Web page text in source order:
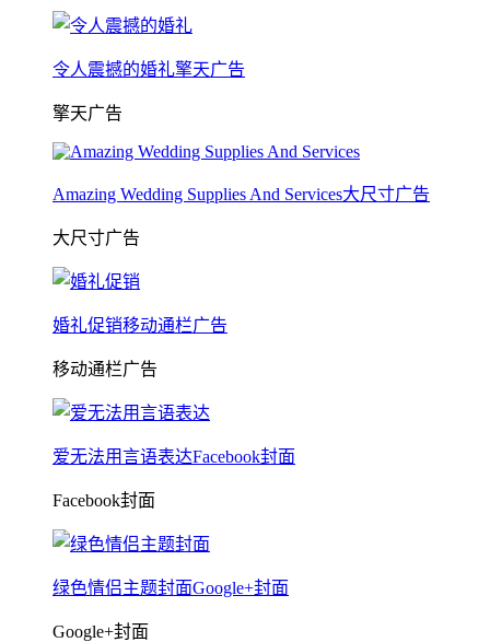
令人震撼的婚礼擎天广告
擎天广告
Amazing Wedding Supplies And Services大尺寸广告
大尺寸广告
婚礼促销移动通栏广告
移动通栏广告
爱无法用言语表达Facebook封面
Facebook封面
绿色情侣主题封面Google+封面
Google+封面